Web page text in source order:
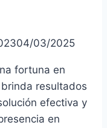
04/03/2025
fortuna en
resultados
efectiva y
en